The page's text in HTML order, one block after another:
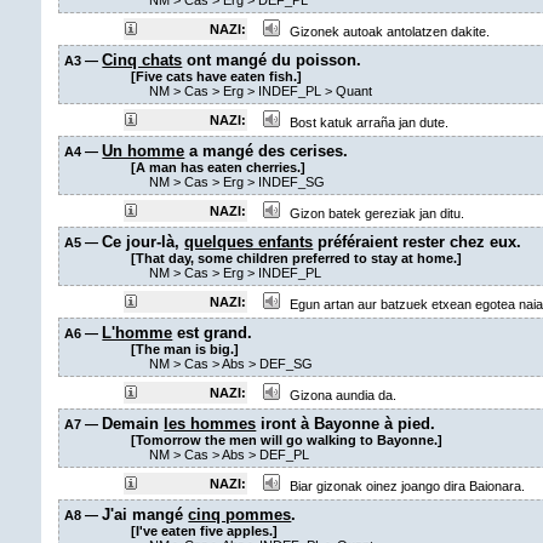
NAZI:
Gizonek autoak antolatzen dakite.
A3 —Cinq chats ont mangé du poisson.
[Five cats have eaten fish.]
NM >Cas > Erg > INDEF_PL >Quant
NAZI:
Bost katuk arraña jan dute.
A4 —Un homme a mangé des cerises.
[A man has eaten cherries.]
NM >Cas > Erg > INDEF_SG
NAZI:
Gizon batek gereziak jan ditu.
A5 —Ce jour-là,quelques enfants préféraient rester chez eux.
[That day, some children preferred to stay at home.]
NM >Cas > Erg > INDEF_PL
NAZI:
Egun artan aur batzuek etxean egotea
A6 — L'homme est grand.
[The man is big.]
NM >Cas >Abs > DEF_SG
NAZI:
Gizona aundia da.
A7 — Demain les hommes iront à Bayonne à pied.
[Tomorrow the men will go walking to Bayonne.]
NM >Cas >Abs > DEF_PL
NAZI:
Biar gizonak oinez joango dira Baionara.
A8 —J'ai mangécinq pommes.
[I've eaten five apples.]